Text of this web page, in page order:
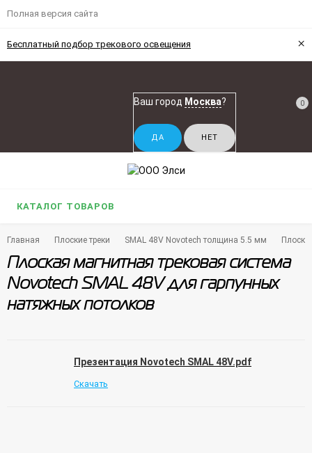
Полная версия сайта
Бесплатный подбор трекового освещения ×
Ваш город Москва? 0
КАТАЛОГ ТОВАРОВ
Главная Плоские треки SMAL 48V Novotech толщина 5.5 мм
Плоская магнитная трековая система
Novotech SMAL 48V для гарпунных
натяжных потолков
Презентация Novotech SMAL 48V.pdf
Скачать